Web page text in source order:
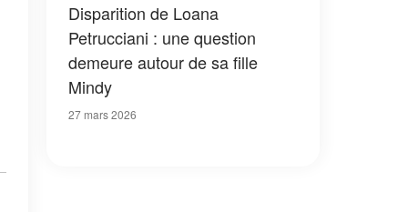
Disparition de Loana
Petrucciani : une question
demeure autour de sa fille
Mindy
27 mars 2026